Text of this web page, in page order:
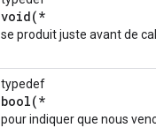
void(*
se produit juste avant de
typedef
bool(*
pour indiquer que nous